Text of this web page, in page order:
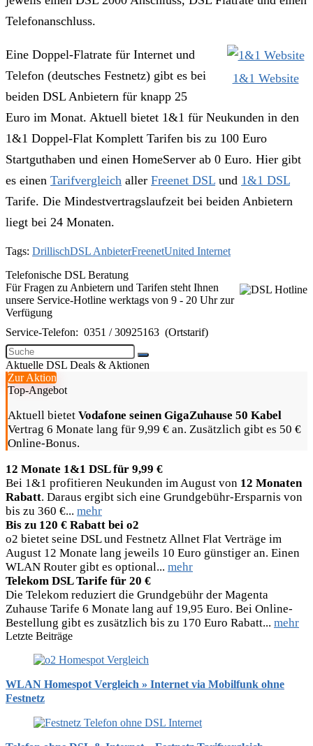
Telefonanschluss.
1&1 Website
Eine Doppel-Flatrate für Internet und
Telefon (deutsches Festnetz) gibt es bei
beiden DSL Anbietern für knapp 25
Euro im Monat. Aktuell bietet 1&1 für Neukunden in den
1&1 Doppel-Flat Komplett Tarifen bis zu 100 Euro
Startguthaben und einen HomeServer ab 0 Euro. Hier gibt
es einen Tarifvergleich aller Freenet DSL und 1&1 DSL
Tarife. Die Mindestvertragslaufzeit bei beiden Anbietern
liegt bei 24 Monaten.
Tags: DrillischDSL AnbieterFreenetUnited Internet
Telefonische DSL Beratung
Für Fragen zu Anbietern und Tarifen steht Ihnen
unsere Service-Hotline werktags von 9 - 20 Uhr zur
Verfügung
Service-Telefon: 0351 / 30925163 (Ortstarif)
Aktuelle DSL Deals & Aktionen
Zur Aktion
Top-Angebot
Aktuell bietet Vodafone seinen GigaZuhause 50 Kabel
Vertrag 6 Monate lang für 9,99 € an. Zusätzlich gibt es 50 €
Online-Bonus.
12 Monate 1&1 DSL für 9,99 €
Bei 1&1 profitieren Neukunden im August von 12 Monaten
Rabatt. Daraus ergibt sich eine Grundgebühr-Ersparnis von
bis zu 360 €... mehr
Bis zu 120 € Rabatt bei o2
o2 bietet seine DSL und Festnetz Allnet Flat Verträge im
August 12 Monate lang jeweils 10 Euro günstiger an. Einen
WLAN Router gibt es optional... mehr
Telekom DSL Tarife für 20 €
Die Telekom reduziert die Grundgebühr der Magenta
Zuhause Tarife 6 Monate lang auf 19,95 Euro. Bei Online-
Bestellung gibt es zusätzlich bis zu 170 Euro Rabatt... mehr
Letzte Beiträge
WLAN Homespot Vergleich » Internet via Mobilfunk ohne
Festnetz